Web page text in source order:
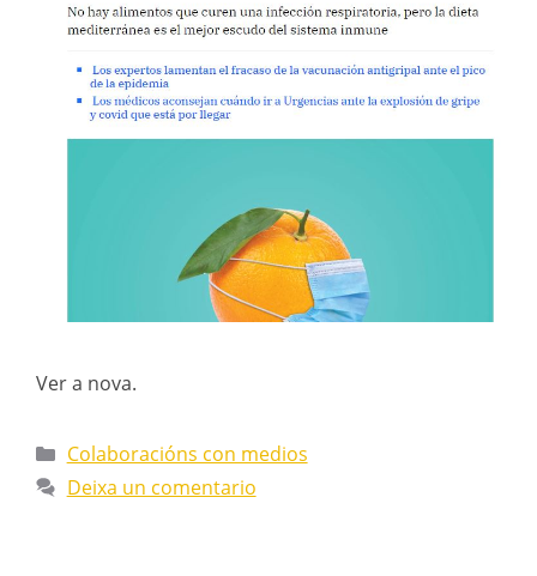
Ver a nova.
Colaboracións con medios
Deixa un comentario